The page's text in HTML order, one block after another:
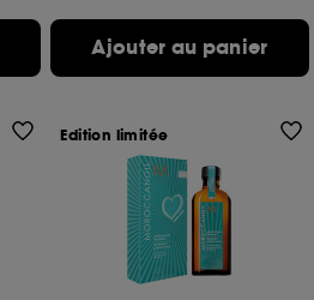
Ajouter au panier
Edition limitée